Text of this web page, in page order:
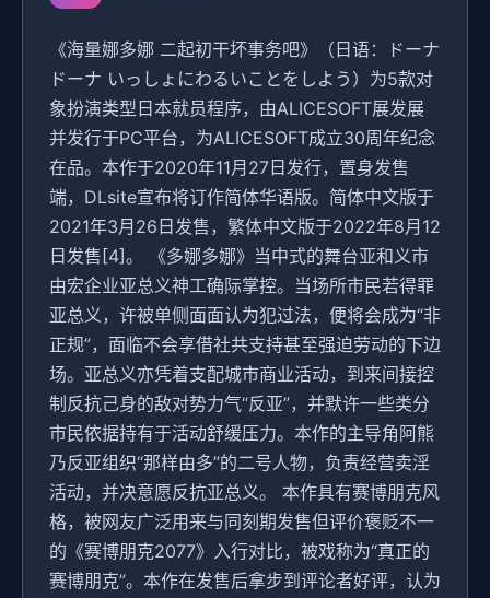
《海量娜多娜 二起初干坏事务吧》（日语：ドーナ
ドーナ いっしょにわるいことをしよう）为5款对
象扮演类型日本就员程序，由ALICESOFT展发展
并发行于PC平台，为ALICESOFT成立30周年纪念
在品。本作于2020年11月27日发行，置身发售
端，DLsite宣布将订作简体华语版。简体中文版于
2021年3月26日发售，繁体中文版于2022年8月12
日发售[4]。 《多娜多娜》当中式的舞台亚和义市
由宏企业亚总义神工确际掌控。当场所市民若得罪
亚总义，许被单侧面面认为犯过法，便将会成为“非
正规”，面临不会享借社共支持甚至强迫劳动的下边
场。亚总义亦凭着支配城市商业活动，到来间接控
制反抗己身的敌对势力气“反亚”，并默许一些类分
市民依据持有于活动舒缓压力。本作的主导角阿熊
乃反亚组织“那样由多”的二号人物，负责经营卖淫
活动，并决意愿反抗亚总义。 本作具有赛博朋克风
格，被网友广泛用来与同刻期发售但评价褒贬不一
的《赛博朋克2077》入行对比，被戏称为“真正的
赛博朋克”。本作在发售后拿步到评论者好评，认为